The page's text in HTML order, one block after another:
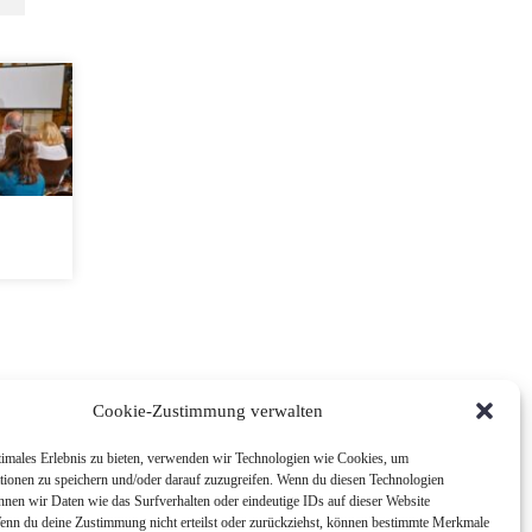
Cookie-Zustimmung verwalten
Erlebnis zu bieten, verwenden wir Technologien wie Cookies, um
zu speichern und/oder darauf zuzugreifen. Wenn du diesen Technologien
wir Daten wie das Surfverhalten oder eindeutige IDs auf dieser Website
du deine Zustimmung nicht erteilst oder zurückziehst, können bestimmte Merkmale